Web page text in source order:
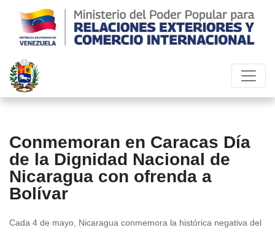
Conmemoran en Caracas Día
de la Dignidad Nacional de
Nicaragua con ofrenda a
Bolívar
Cada 4 de mayo, Nicaragua conmemora la histórica negativa del